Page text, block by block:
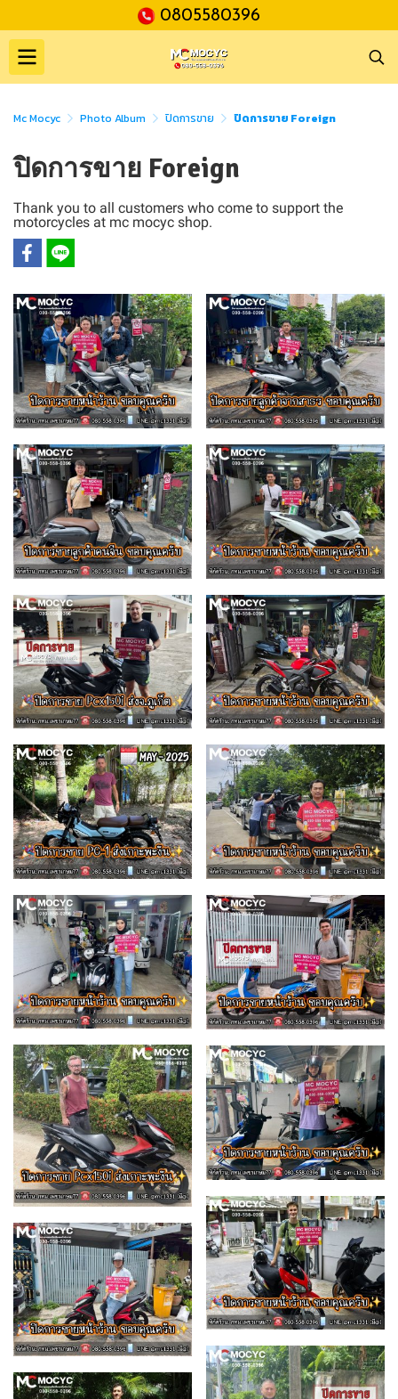
0805580396
Mc Mocyc Photo Album ปิดการขาย ปิดการขาย Foreign
ปิดการขาย Foreign
Thank you to all customers who come to support the
motorcycles at mc mocyc shop.